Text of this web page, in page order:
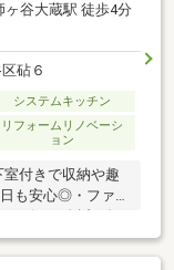
ヶ谷大蔵駅 徒歩4分
砧６
システムキッチン
リフォームリノベーシ
ョン
付きで収納や趣
も安心◎・ファミ
ったり過ごせる住
つなぐ道しるべで